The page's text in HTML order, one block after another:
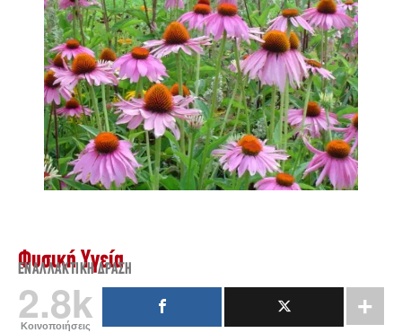
Φυσική Υγεία
ΕΝΑΛΛΑΚΤΙΚΉ ΔΡΆΣΗ
2.8k
Κοινοποιήσεις